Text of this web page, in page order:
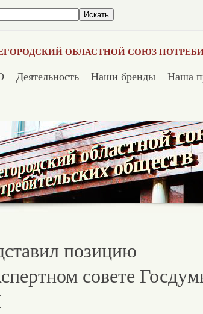
Деятельность Наши бренды Наша
ОБЛАСТНОЙ СОЮЗ
позицию
совете